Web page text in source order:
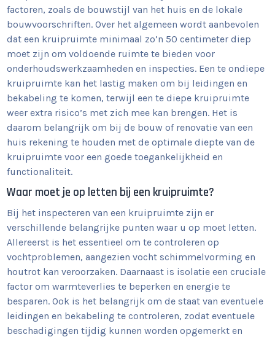
factoren, zoals de bouwstijl van het huis en de lokale
bouwvoorschriften. Over het algemeen wordt aanbevolen
dat een kruipruimte minimaal zo’n 50 centimeter diep
moet zijn om voldoende ruimte te bieden voor
onderhoudswerkzaamheden en inspecties. Een te ondiepe
kruipruimte kan het lastig maken om bij leidingen en
bekabeling te komen, terwijl een te diepe kruipruimte
weer extra risico’s met zich mee kan brengen. Het is
daarom belangrijk om bij de bouw of renovatie van een
huis rekening te houden met de optimale diepte van de
kruipruimte voor een goede toegankelijkheid en
functionaliteit.
Waar moet je op letten bij een kruipruimte?
Bij het inspecteren van een kruipruimte zijn er
verschillende belangrijke punten waar u op moet letten.
Allereerst is het essentieel om te controleren op
vochtproblemen, aangezien vocht schimmelvorming en
houtrot kan veroorzaken. Daarnaast is isolatie een cruciale
factor om warmteverlies te beperken en energie te
besparen. Ook is het belangrijk om de staat van eventuele
leidingen en bekabeling te controleren, zodat eventuele
beschadigingen tijdig kunnen worden opgemerkt en